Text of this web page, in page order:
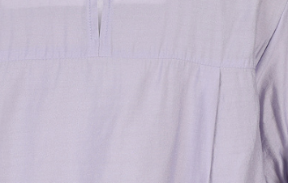
장바구니 가기